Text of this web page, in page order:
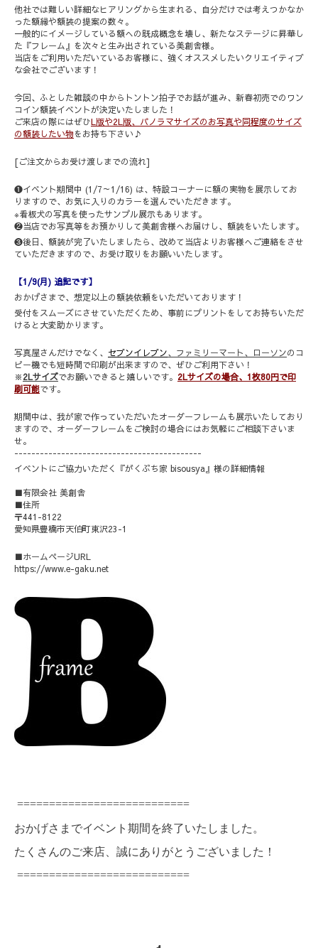
他社では難しい詳細なヒアリングから生まれる、自分だけでは考えつかなか
った額縁や額装の提案の数々。
一般的にイメージしている額への既成概念を壊し、新たなステージに昇華し
た『フレーム』を次々と生み出されている美創舎様。
当店をご利用いただいているお客様に、強くオススメしたいクリエイティブ
な会社でございます！
今回、ふとした雑談の中からトントン拍子でお話が進み、新春初売でのワン
コイン額装イベントが決定いたしました！
ご来店の際にはぜひL 版や2L 版、パノラマサイズのお写真や同程度のサイズ
の額装したい物をお持ち下さい♪
[ご注文からお受け渡しまでの流れ]
❶イベント期間中 (1/7～1/16) は、特設コーナーに額の実物を展示してお
りますので、お気に入りのカラーを選んでいただきます。
※看板犬の写真を使ったサンプル展示もあります。
❷当店でお写真等をお預かりして美創舎様へお届けし、額装をいたします。
❸後日、額装が完了いたしましたら、改めて当店よりお客様へご連絡をさせ
ていただきますので、お受け取りをお願いいたします。
【1/9(月) 追記です】
おかげさまで、想定以上の額装依頼をいただいております！
受付をスムーズにさせていただくため、事前にプリントをしてお持ちいただ
けると大変助かります。
写真屋さんだけでなく、 セブンイレブン、ファミリーマート、ローソンのコ
ピー機でも短時間で印刷が出来ますので、ぜひご利用下さい！
※2Lサイズでお願いできると嬉しいです。 2Lサイズの場合、1枚80円で印
刷可能です。
期間中は、我が家で作っていただいたオーダーフレームも展示いたしており
ますので、オーダーフレームをご検討の場合にはお気軽にご相談下さいま
せ。
--------------------------------------------
イベントにご協力いただく『がくぶち家 bisousya』様の詳細情報
■有限会社 美創舎
■住所
〒441-8122
愛知県豊橋市天伯町東沢23-1
■ホームページURL
https://www.e-gaku.net
===========================
おかげさまでイベント期間を終了いたしました。
たくさんのご来店、誠にありがとうございました！
===========================